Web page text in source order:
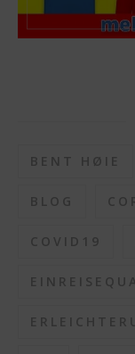
BENT HØIE
BLOG
COVID19